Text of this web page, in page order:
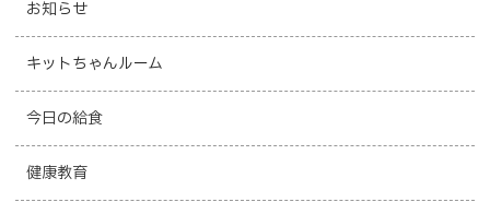
お知らせ
キットちゃんルーム
今日の給食
健康教育